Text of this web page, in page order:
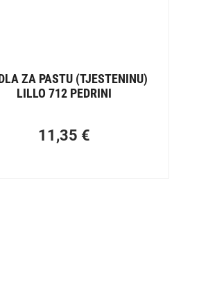
ZA PASTU (TJESTENINU)
LILLO 712 PEDRINI
11,35 €